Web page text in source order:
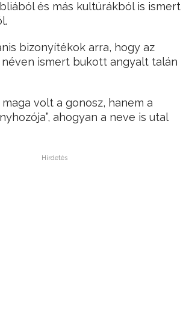
és más kultúrákból is ismert
bizonyítékok arra, hogy az
ismert bukott angyalt talán
volt a gonosz, hanem a
ahogyan a neve is utal
Hirdetés